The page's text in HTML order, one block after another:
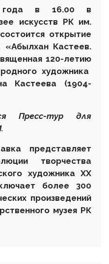
года в 16.00 в
искусств РК им.
открытие
«Абылхан Кастеев.
120-летию
художника
Кастеева (1904-
Пресс-тур для
представляет
творчества
художника ХХ
более 300
произведений
музея РК